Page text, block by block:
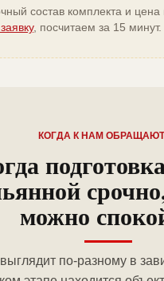
состав комплекта и
, посчитаем за 15 минут.
КОГДА К НАМ
можно
по-разному в